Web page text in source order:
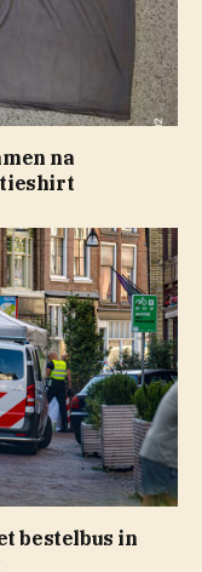
na
bestelbus in